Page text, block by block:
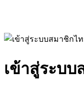
เข้าสู่ระบ